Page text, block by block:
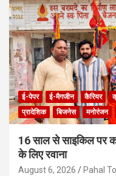
ई-पेपर ई-मैगजीन कैरियर
प्रादेशिक
बिजनेस मनोरंजन
16 साल से साइकिल पर
के लिए रवाना
August 6, 2026 Pahal